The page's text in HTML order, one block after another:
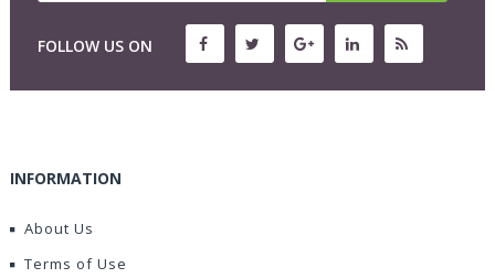
FOLLOW US ON
INFORMATION
About Us
Terms of Use